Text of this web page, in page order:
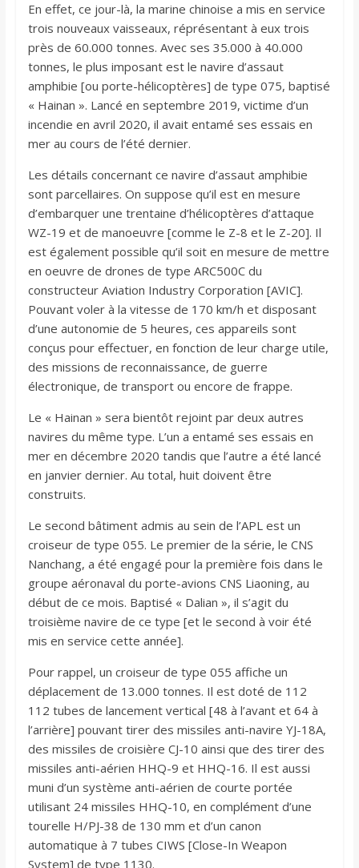
En effet, ce jour-là, la marine chinoise a mis en service
trois nouveaux vaisseaux, réprésentant à eux trois
près de 60.000 tonnes. Avec ses 35.000 à 40.000
tonnes, le plus imposant est le navire d’assaut
amphibie [ou porte-hélicoptères] de type 075, baptisé
« Hainan ». Lancé en septembre 2019, victime d’un
incendie en avril 2020, il avait entamé ses essais en
mer au cours de l’été dernier.
Les détails concernant ce navire d’assaut amphibie
sont parcellaires. On suppose qu’il est en mesure
d’embarquer une trentaine d’hélicoptères d’attaque
WZ-19 et de manoeuvre [comme le Z-8 et le Z-20]. Il
est également possible qu’il soit en mesure de mettre
en oeuvre de drones de type ARC500C du
constructeur Aviation Industry Corporation [AVIC].
Pouvant voler à la vitesse de 170 km/h et disposant
d’une autonomie de 5 heures, ces appareils sont
conçus pour effectuer, en fonction de leur charge utile,
des missions de reconnaissance, de guerre
électronique, de transport ou encore de frappe.
Le « Hainan » sera bientôt rejoint par deux autres
navires du même type. L’un a entamé ses essais en
mer en décembre 2020 tandis que l’autre a été lancé
en janvier dernier. Au total, huit doivent être
construits.
Le second bâtiment admis au sein de l’APL est un
croiseur de type 055. Le premier de la série, le CNS
Nanchang, a été engagé pour la première fois dans le
groupe aéronaval du porte-avions CNS Liaoning, au
début de ce mois. Baptisé « Dalian », il s’agit du
troisième navire de ce type [et le second à voir été
mis en service cette année].
Pour rappel, un croiseur de type 055 affiche un
déplacement de 13.000 tonnes. Il est doté de 112
112 tubes de lancement vertical [48 à l’avant et 64 à
l’arrière] pouvant tirer des missiles anti-navire YJ-18A,
des missiles de croisière CJ-10 ainsi que des tirer des
missiles anti-aérien HHQ-9 et HHQ-16. Il est aussi
muni d’un système anti-aérien de courte portée
utilisant 24 missiles HHQ-10, en complément d’une
tourelle H/PJ-38 de 130 mm et d’un canon
automatique à 7 tubes CIWS [Close-In Weapon
System] de type 1130.